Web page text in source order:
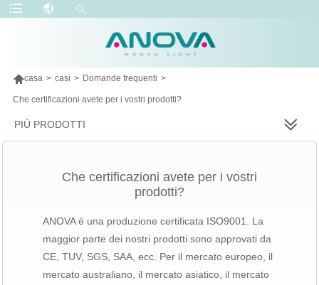
casa > casi > Domande frequenti >
Che certificazioni avete per i vostri prodotti?
PIÙ PRODOTTI
Che certificazioni avete per i vostri
prodotti?
ANOVA è una produzione certificata ISO9001. La
maggior parte dei nostri prodotti sono approvati da
CE, TUV, SGS, SAA, ecc. Per il mercato europeo, il
mercato australiano, il mercato asiatico, il mercato